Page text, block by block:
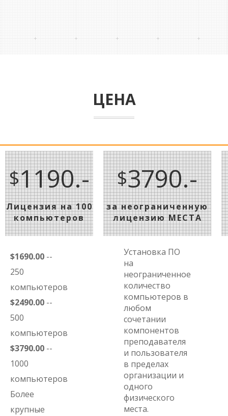
ЦЕНА
$1190.-
Лицензия на 100
компьютеров
$1690.00 --
250
компьютеров
$2490.00 --
500
компьютеров
$3790.00 --
1000
компьютеров
Более
крупные
$3790.-
за неограниченную
лицензию МЕСТА
Установка ПО
на
неограниченное
количество
компьютеров в
любом
сочетании
компонентов
преподавателя
и пользователя
в пределах
организации и
одного
физического
места.